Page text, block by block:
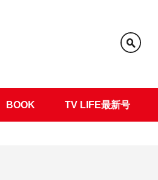
BOOK TV LIFE最新号